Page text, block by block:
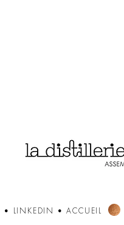
• LINKEDIN •ACCUEIL